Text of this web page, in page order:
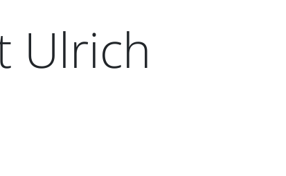
Ulrich